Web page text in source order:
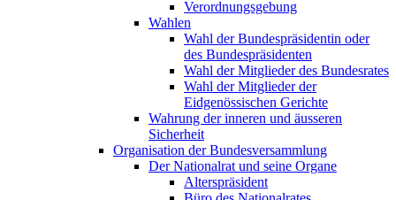
Verordnungsgebung
Wahlen
Wahl der Bundespräsidentin oder
des Bundespräsidenten
Wahl der Mitglieder des Bundesrates
Wahl der Mitglieder der
Eidgenössischen Gerichte
Wahrung der inneren und äusseren
Sicherheit
Organisation der Bundesversammlung
Der Nationalrat und seine Organe
Alterspräsident